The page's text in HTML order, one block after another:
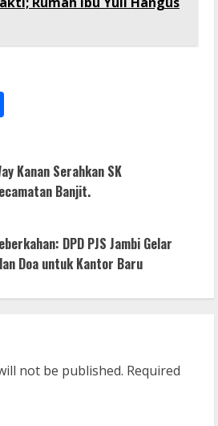
Kanan Serahkan SK
Banjit.
DPD PJS Jambi Gelar
Doa untuk Kantor Baru
not be published. Required